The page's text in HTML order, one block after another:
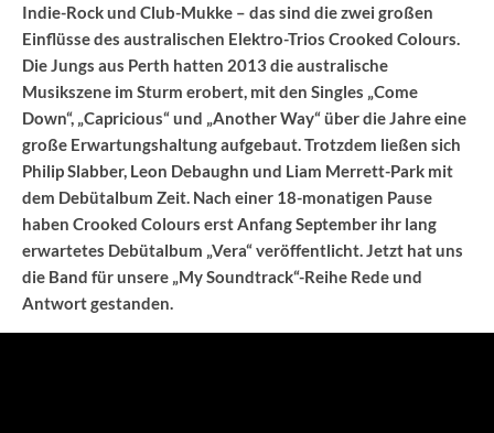
Indie-Rock und Club-Mukke – das sind die zwei großen
Einflüsse des australischen Elektro-Trios Crooked Colours.
Die Jungs aus Perth hatten 2013 die australische
Musikszene im Sturm erobert, mit den Singles „Come
Down“, „Capricious“ und „Another Way“ über die Jahre eine
große Erwartungshaltung aufgebaut. Trotzdem ließen sich
Philip Slabber, Leon Debaughn und Liam Merrett-Park mit
dem Debütalbum Zeit. Nach einer 18-monatigen Pause
haben Crooked Colours erst Anfang September ihr lang
erwartetes Debütalbum „Vera“ veröffentlicht. Jetzt hat uns
die Band für unsere „My Soundtrack“-Reihe Rede und
Antwort gestanden.